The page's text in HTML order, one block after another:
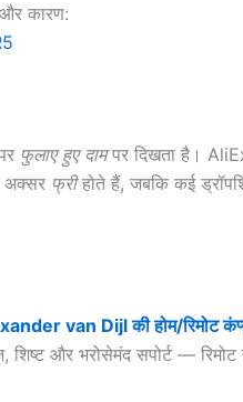
कारण:
फुलाए हुए दामपर दिखता है।
अक्सर फ्रीहोते हैं, जबकि कई
van Dijl की होम/रिमोट
और भरोसेमंद सपोर्ट — रिमोट